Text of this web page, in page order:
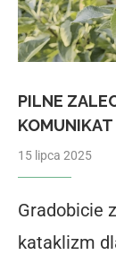
PILNE
15 lipca 2025
Gradobicie
kataklizm